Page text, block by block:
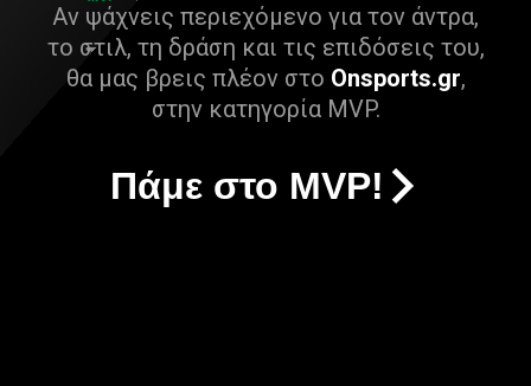
Αν ψάχνεις περιεχόμενο για τον άντρα,
το στιλ, τη δράση και τις επιδόσεις του,
θα μας βρεις πλέον στο Onsports.gr,
στην κατηγορία MVP.
Πάμε στο MVP!